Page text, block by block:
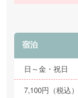
宿泊
日～金・祝日
7,100円（税込）